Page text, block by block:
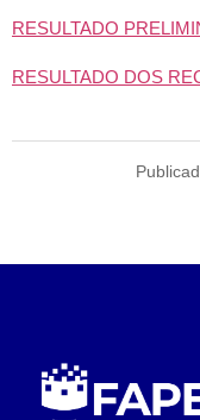
RESULTADO
RESULTADO DOS